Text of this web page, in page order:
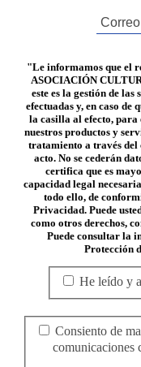
"Le informamos que el
ASOCIACIÓN
este es la gestión de
efectuadas y, en caso de
la casilla al efecto, para
nuestros productos y
tratamiento a través del
acto. No se cederán
certifica que es
capacidad legal
todo ello, de
Privacidad. Puede
como otros derechos,
Puede consultar la
Protección
He leído y
Consiento de
comunicaciones